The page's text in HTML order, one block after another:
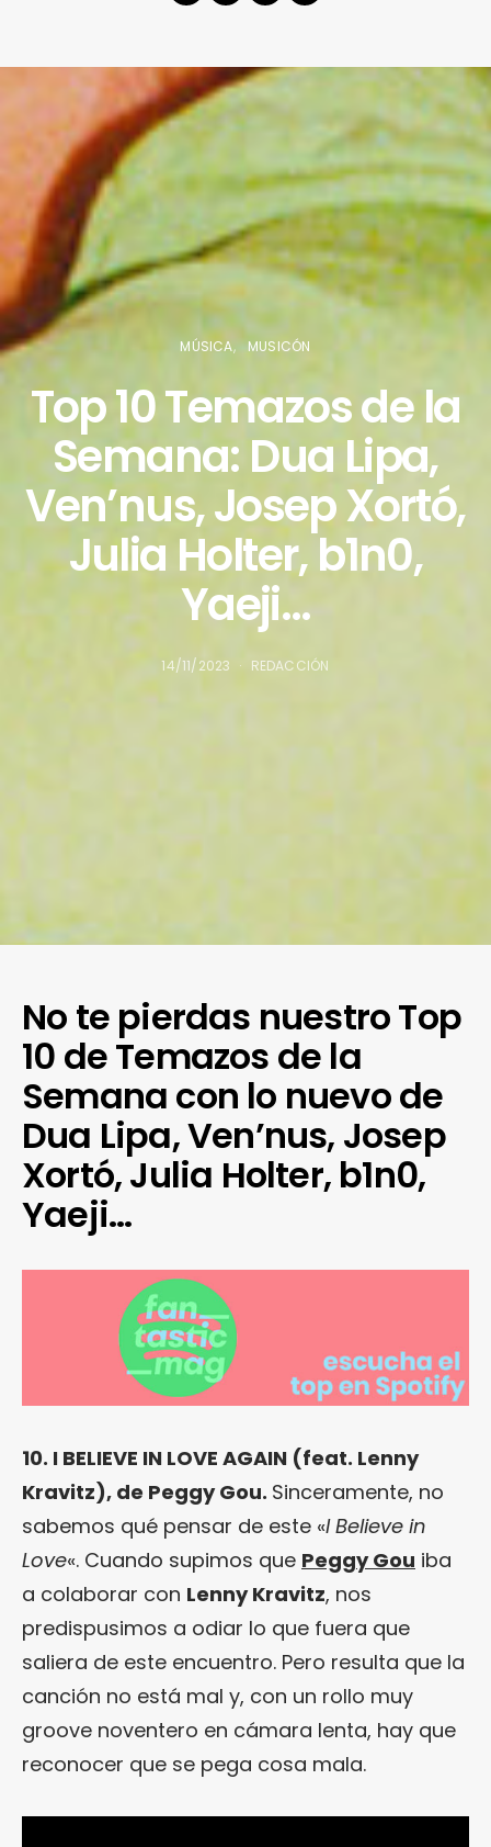
MÚSICA MUSICÓN
Top 10 Temazos de la
Semana: Dua Lipa,
Ven’nus, Josep Xortó,
Julia Holter, b1n0,
Yaeji…
14/11/2023 REDACCIÓN
No te pierdas nuestro Top
10 de Temazos de la
Semana con lo nuevo de
Dua Lipa, Ven’nus, Josep
Xortó, Julia Holter, b1n0,
Yaeji…
10. I BELIEVE IN LOVE AGAIN (feat. Lenny
Kravitz), de Peggy Gou. Sinceramente, no
sabemos qué pensar de este «I Believe in
Love«. Cuando supimos que Peggy Gou iba
a colaborar con Lenny Kravitz, nos
predispusimos a odiar lo que fuera que
saliera de este encuentro. Pero resulta que la
canción no está mal y, con un rollo muy
groove noventero en cámara lenta, hay que
reconocer que se pega cosa mala.